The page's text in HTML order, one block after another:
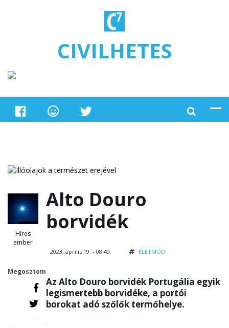
CIVILHETES
Híres
ember
Megosztom
Alto Douro
borvidék
2023. április 19. - 08:49 ÉLETMÓD
Az Alto Douro borvidék Portugália egyik
legismertebb borvidéke, a portói
borokat adó szőlők termőhelye.